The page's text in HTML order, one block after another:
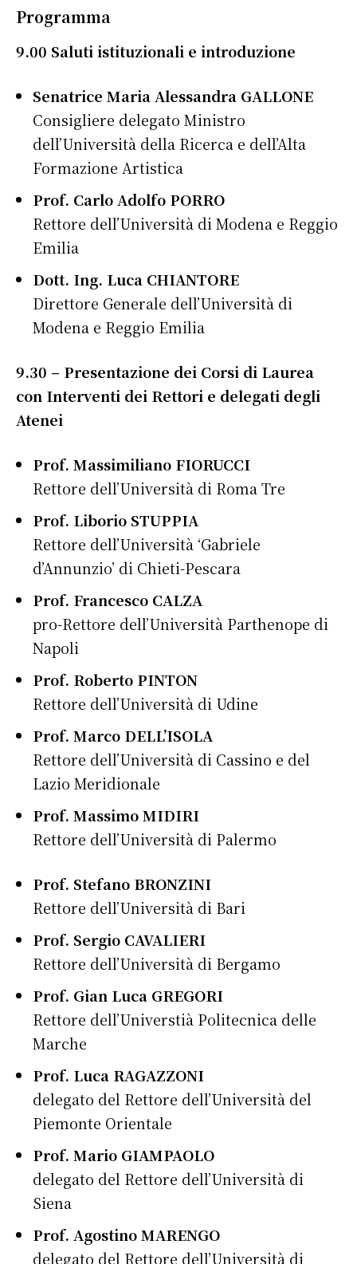
Programma
9.00 Saluti istituzionali e introduzione
Senatrice Maria Alessandra GALLONE
Consigliere delegato Ministro
dell’Università della Ricerca e dell’Alta
Formazione Artistica
Prof. Carlo Adolfo PORRO
Rettore dell’Università di Modena e Reggio
Emilia
Dott. Ing. Luca CHIANTORE
Direttore Generale dell’Università di
Modena e Reggio Emilia
9.30 – Presentazione dei Corsi di Laurea
con Interventi dei Rettori e delegati degli
Atenei
Prof. Massimiliano FIORUCCI
Rettore dell’Università di Roma Tre
Prof. Liborio STUPPIA
Rettore dell’Università ‘Gabriele
d’Annunzio’ di Chieti-Pescara
Prof. Francesco CALZA
pro-Rettore dell’Università Parthenope di
Napoli
Prof. Roberto PINTON
Rettore dell’Università di Udine
Prof. Marco DELL’ISOLA
Rettore dell’Università di Cassino e del
Lazio Meridionale
Prof. Massimo MIDIRI
Rettore dell’Università di Palermo
Prof. Stefano BRONZINI
Rettore dell’Università di Bari
Prof. Sergio CAVALIERI
Rettore dell’Università di Bergamo
Prof. Gian Luca GREGORI
Rettore dell’Universtià Politecnica delle
Marche
Prof. Luca RAGAZZONI
delegato del Rettore dell’Università del
Piemonte Orientale
Prof. Mario GIAMPAOLO
delegato del Rettore dell’Università di
Siena
Prof. Agostino MARENGO
delegato del Rettore dell’Università di